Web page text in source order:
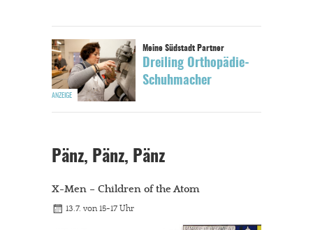
Dreiling Orthopädie-
Schuhmacher
Pänz, Pänz, Pänz
X-Men – Children of the Atom
13.7. von 15-17 Uhr